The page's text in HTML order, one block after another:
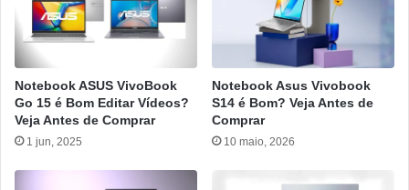
Notebook ASUS VivoBook
Go 15 é Bom Editar Vídeos?
Veja Antes de Comprar
1 jun, 2025
Notebook Asus Vivobook
S14 é Bom? Veja Antes de
Comprar
10 maio, 2026